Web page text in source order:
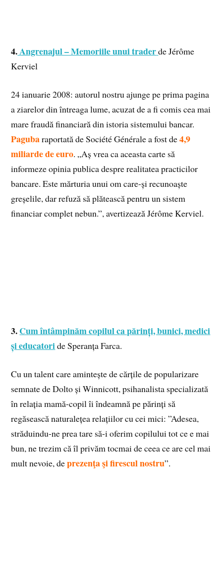
4.Angrenajul – Memoriile unui traderde Jérôme
Kerviel
24 ianuarie 2008: autorul nostru ajunge pe prima pagina
a ziarelor din întreaga lume, acuzat de a fi comis cea mai
mare fraudă financiară din istoria sistemului bancar.
Pagubaraportată de Société Générale a fost de4,9
miliarde de euro. „Aș vrea ca aceasta carte să
informeze opinia publica despre realitatea practicilor
bancare. Este mărturia unui om care-și recunoaște
greșelile, dar refuză să plătească pentru un sistem
financiar complet nebun.”, avertizează Jérôme Kerviel.
3.Cum întâmpinăm copilul ca părinți, bunici, medici
și educatoride Speranța Farca.
Cu un talent care amintește de cărțile de popularizare
semnate de Dolto și Winnicott, psihanalista specializată
în relația mamă-copil îi îndeamnă pe părinți să
regăsească naturalețea relațiilor cu cei mici: ”Adesea,
străduindu-ne prea tare să-i oferim copilului tot ce e mai
bun, ne trezim că îl privăm tocmai de ceea ce are cel mai
mult nevoie, deprezenţa şi firescul nostru”.